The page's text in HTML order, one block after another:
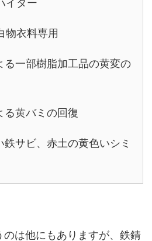
イター
物衣料専用
一部樹脂加工品の黄変の
黄バミの回復
サビ、赤土の黄色いシミ
は他にもありますが、鉄錆